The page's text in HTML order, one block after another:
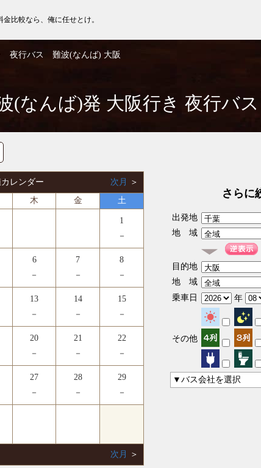
金比較なら、俺に任せとけ。
夜行バス 難波(なんば) 大阪
(なんば)発 大阪行き 夜行バ
レンダー 次月
＞
木 金 土
1
－
6
－
7
－
8
－
13
－
14
－
15
－
20
－
21
－
22
－
27
－
28
－
29
－
次月 ＞
さらに
出発地
地 域
目的地
地 域
乗車日
年
その他
▼バス会社を選択